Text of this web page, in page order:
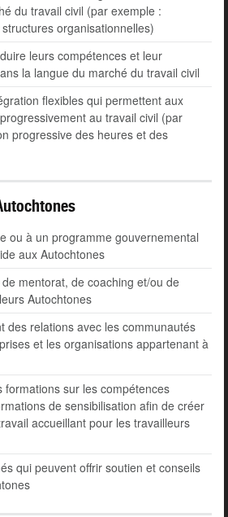
du travail civil (par exemple :
organisationnelles)
leurs compétences et leur
la langue du marché du travail civil
flexibles qui permettent aux
au travail civil (par
progressive des heures et des
ou à un programme gouvernemental
aux Autochtones
mentorat, de coaching et/ou de
Autochtones
des relations avec les communautés
et les organisations appartenant à
formations sur les compétences
de sensibilisation afin de créer
accueillant pour les travailleurs
qui peuvent offrir soutien et conseils